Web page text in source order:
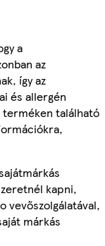
a
az
így az
és allergén
terméken található
kapni,
vevőszolgálatával,
márkás